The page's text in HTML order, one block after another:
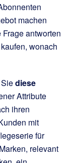
machen
antworten
wonach
diese
Attribute
ihren
mit
für
relevant